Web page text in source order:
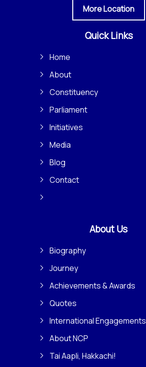
More Location
Quick Links
Home
About
Constituency
Parliament
Initiatives
Media
Blog
Contact
About Us
Biography
Journey
Achievements & Awards
Quotes
International Engagements
About NCP
Tai Aapli, Hakkachi!